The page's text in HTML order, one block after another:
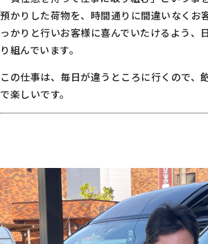
預かりした荷物を、時間通りに間違いなくお
っかりと行いお客様に喜んでいたけるよう、
り組んでいます。
この仕事は、毎日が違うところに行くので、
で楽しいです。